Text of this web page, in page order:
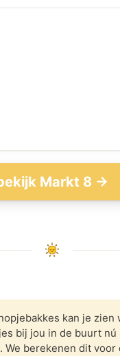
Markt 8 →
kan je zien
bij jou in de buurt nú
We berekenen dit voor